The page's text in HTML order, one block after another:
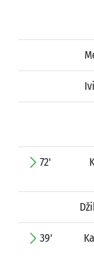
72'
39'